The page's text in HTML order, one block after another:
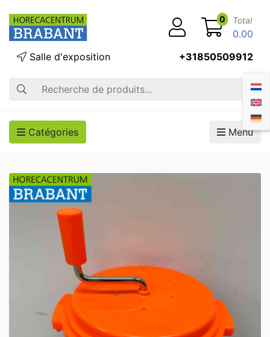
Recherche
Salle d'exposition +31850509912
0 Total
0.00
Catégories Menu